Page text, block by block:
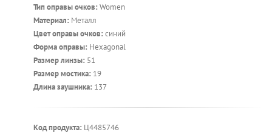
Тип оправы очков: Women
Материал: Металл
Цвет оправы очков: синий
Форма оправы: Hexagonal
Размер линзы: 51
Размер мостика: 19
Длина заушника: 137
Код продукта: Ц4485746